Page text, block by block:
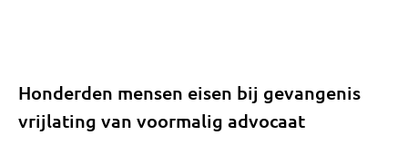
Honderden mensen eisen bij gevangenis
vrijlating van voormalig advocaat